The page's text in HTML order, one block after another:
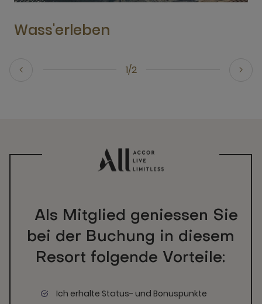
1/2
Wass'erleben
Als Mitglied geniessen Sie
bei der Buchung in diesem
Resort folgende Vorteile:
Ich erhalte Status- und Bonuspunkte